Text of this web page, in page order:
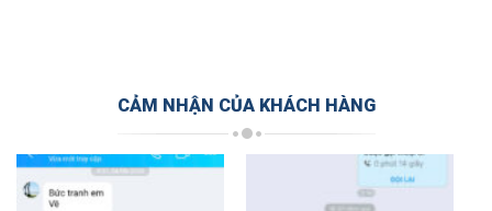
CẢM NHẬN CỦA KHÁCH HÀNG